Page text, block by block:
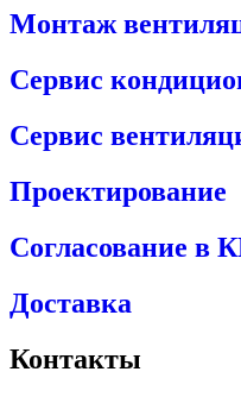
Монтаж
Сервис
Сервис
Проектирование
Согласование в
Доставка
Контакты